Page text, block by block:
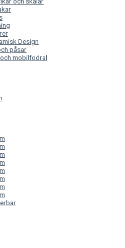
Design
påsar
mobilfodral